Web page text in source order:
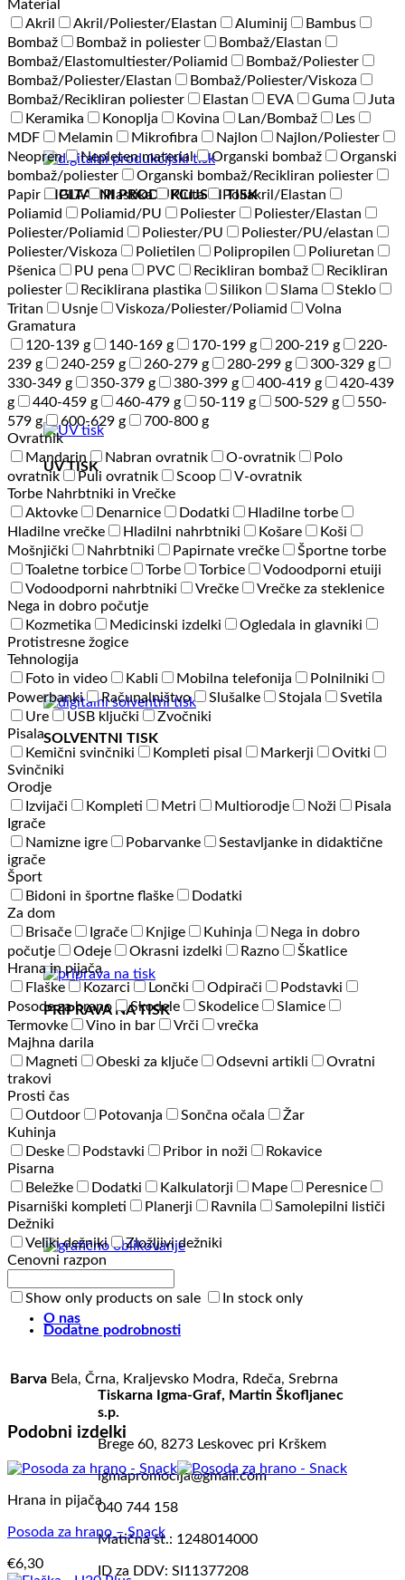
DIGITALNI PRODUKCIJSKI TISK
UV TISK
SOLVENTNI TISK
PRIPRAVA NA TISK
O nas
Tiskarna Igma-Graf, Martin Škofljanec
s.p.
Brege 60, 8273 Leskovec pri Krškem
igmapromocija@gmail.com
040 744 158
Matična št.: 1248014000
ID za DDV: SI11377208
Material
Akril
Akril/Poliester/Elastan Aluminij
Bambus
Bombaž
Bombaž in poliester
Bombaž/Elastan
Bombaž/Elastomultiester/Poliamid
Bombaž/Poliester
Bombaž/Poliester/Elastan
Bombaž/Poliester/Viskoza
Bombaž/Recikliran poliester
Elastan EVA Guma
Juta
Keramika
Konoplja Kovina Lan/Bombaž
Les
MDF
Melamin Mikrofibra Najlon
Najlon/Poliester
Neopren
Nepleten material Organski bombaž
Organski
bombaž/poliester
Organski bombaž/Recikliran poliester
Papir
PLA Plastika Pluta
Poliakril/Elastan
Poliamid
Poliamid/PU Poliester
Poliester/Elastan
Poliester/Poliamid
Poliester/PU
Poliester/PU/elastan
Poliester/Viskoza
Polietilen Polipropilen
Poliuretan
Pšenica
PU pena PVC Recikliran bombaž
Recikliran
poliester
Reciklirana plastika Silikon Slama
Steklo
Tritan
Usnje Viskoza/Poliester/Poliamid
Volna
Gramatura
120-139 g
140-169 g 170-199 g 200-219 g
220-
239 g
240-259 g 260-279 g 280-299 g
300-329 g
330-349 g
350-379 g 380-399 g 400-419 g
420-439
g
440-459 g 460-479 g 50-119 g 500-529 g
550-
579 g
600-629 g
700-800 g
Ovratnik
Mandarin
Nabran ovratnik O-ovratnik
Polo
ovratnik
Puli ovratnik Scoop
V-ovratnik
Torbe Nahrbtniki in Vrečke
Aktovke
Denarnice Dodatki
Hladilne torbe
Hladilne vrečke
Hladilni nahrbtniki Košare
Koši
Mošnjički
Nahrbtniki Papirnate vrečke
Športne torbe
Toaletne torbice
Torbe Torbice
Vodoodporni etuiji
Vodoodporni nahrbtniki
Vrečke
Vrečke za steklenice
Nega in dobro počutje
Kozmetika
Medicinski izdelki
Ogledala in glavniki
Protistresne žogice
Tehnologija
Foto in video
Kabli Mobilna telefonija
Polnilniki
Powerbanki
Računalništvo Slušalke Stojala
Svetila
Ure
USB ključki
Zvočniki
Pisala
Kemični svinčniki
Kompleti pisal Markerji
Ovitki
Svinčniki
Orodje
Izvijači
Kompleti Metri Multiorodje Noži
Pisala
Igrače
Namizne igre
Pobarvanke
Sestavljanke in didaktične
igrače
Šport
Bidoni in športne flaške
Dodatki
Za dom
Brisače
Igrače Knjige Kuhinja
Nega in dobro
počutje
Odeje Okrasni izdelki Razno
Škatlice
Hrana in pijača
Flaške
Kozarci Lončki Odpirači
Podstavki
Posode za hrano
Skodele Skodelice
Slamice
Termovke
Vino in bar Vrči
vrečka
Majhna darila
Magneti
Obeski za ključe Odsevni artikli
Ovratni
trakovi
Prosti čas
Outdoor
Potovanja Sončna očala
Žar
Kuhinja
Deske
Podstavki Pribor in noži
Rokavice
Pisarna
Beležke
Dodatki Kalkulatorji Mape
Peresnice
Pisarniški kompleti
Planerji Ravnila
Samolepilni lističi
Dežniki
Veliki dežniki
Zložljivi dežniki
Cenovni razpon
Show only products on sale In stock only
Dodatne podrobnosti
Barva Bela, Črna, Kraljevsko Modra, Rdeča, Srebrna
Podobni izdelki
Hrana in pijača
Posoda za hrano – Snack
€6,30